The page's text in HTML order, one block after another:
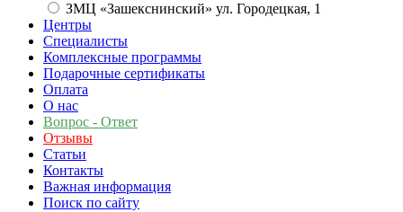
ЗМЦ «Зашекснинский» ул. Городецкая, 1
Центры
Специалисты
Комплексные программы
Подарочные сертификаты
Оплата
О нас
Вопрос - Ответ
Отзывы
Статьи
Контакты
Важная информация
Поиск по сайту